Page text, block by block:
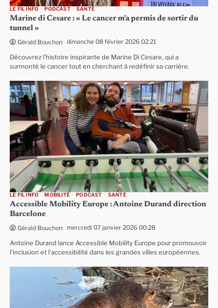
LE FIL INFO PODCAST SANTÉ
Marine di Cesare : « Le cancer m’a permis de sortir du
tunnel »
Gérald Bouchon dimanche 08 février 2026 02:21
Découvrez l’histoire inspirante de Marine Di Cesare, qui a
surmonté le cancer tout en cherchant à redéfinir sa carrière.
LE FIL INFO MOBILITÉ PODCAST SANTÉ
Accessible Mobility Europe : Antoine Durand direction
Barcelone
Gérald Bouchon mercredi 07 janvier 2026 00:28
Antoine Durand lance Accessible Mobility Europe pour promouvoir
l’inclusion et l’accessibilité dans les grandes villes européennes.